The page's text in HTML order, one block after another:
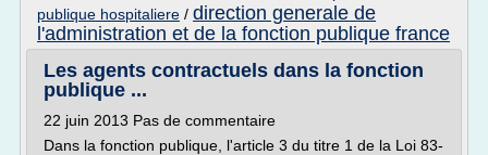
publique hospitaliere / direction generale de
l'administration et de la fonction publique france
Les agents contractuels dans la fonction
publique ...
22 juin 2013 Pas de commentaire
Dans la fonction publique, l'article 3 du titre 1 de la Loi 83-